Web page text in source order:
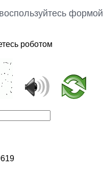
роботом